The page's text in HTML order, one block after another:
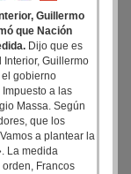
Guillermo
que Nación
Dijo que es
Guillermo
el gobierno
a las
Massa. Según
que los
a plantear la
La medida
Francos